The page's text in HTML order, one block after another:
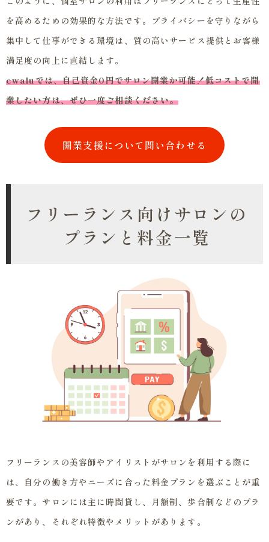
を高めるための効果的な方法です。プライバシーを守りながら
集中して仕事ができる環境は、質の高いサービス提供とお客様
満足度の向上に直結します。
ewaluでは、自己資金0円でサロン開業か可能！低コストで開
業したい方は、ぜひ一度ご相談ください。
開業支援について問い合わせる
フリーランス向けサロンの
プランと料金一覧
フリーランスの美容師やアイリストがサロンを利用する際に
は、自分の働き方やニーズに合った料金プランを選ぶことが重
要です。サロンには主に時間貸し、月額制、歩合制などのプラ
ンがあり、それぞれ特徴やメリットがあります。